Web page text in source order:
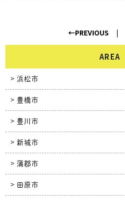
←PREVIOUS
AREA
浜松市
豊橋市
豊川市
新城市
蒲郡市
田原市